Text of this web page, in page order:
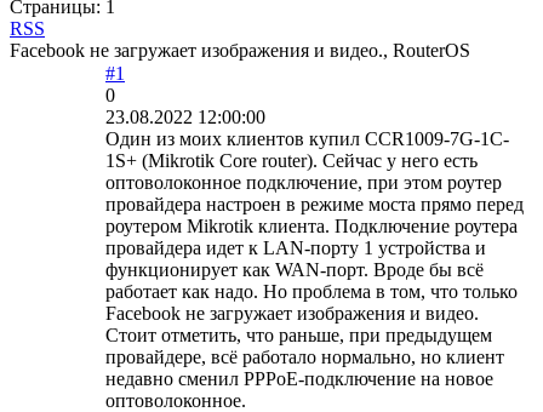
Страницы: 1
RSS
Facebook не загружает изображения и видео., RouterOS
#1
0
23.08.2022 12:00:00
Один из моих клиентов купил CCR1009-7G-1C-
1S+ (Mikrotik Core router). Сейчас у него есть
оптоволоконное подключение, при этом роутер
провайдера настроен в режиме моста прямо перед
роутером Mikrotik клиента. Подключение роутера
провайдера идет к LAN-порту 1 устройства и
функционирует как WAN-порт. Вроде бы всё
работает как надо. Но проблема в том, что только
Facebook не загружает изображения и видео.
Стоит отметить, что раньше, при предыдущем
провайдере, всё работало нормально, но клиент
недавно сменил PPPoE-подключение на новое
оптоволоконное.